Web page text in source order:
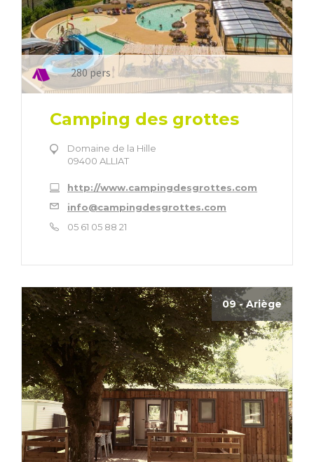
280 pers
Camping des grottes
Domaine de la Hille
09400 ALLIAT
http://www.campingdesgrottes.com
info@campingdesgrottes.com
05 61 05 88 21
09 - Ariège